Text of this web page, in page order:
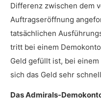
Differenz zwischen dem
Auftragseröffnung
tatsächlichen
tritt bei einem
Geld gefüllt ist, bei
sich das Geld sehr
Das Admirals-